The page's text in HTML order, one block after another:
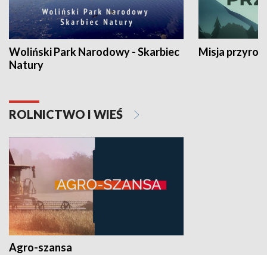
Woliński Park Narodowy - Skarbiec
Natury
Misja
ROLNICTWO I WIEŚ
Agro-szansa